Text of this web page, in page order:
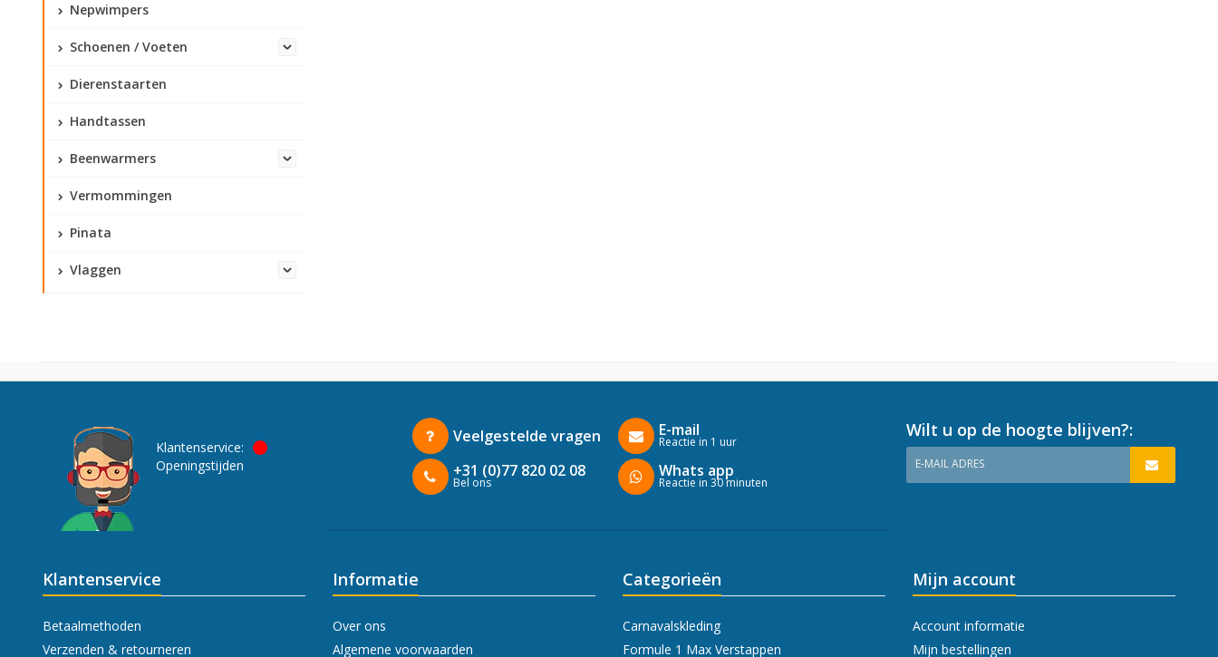
Nepwimpers
Schoenen / Voeten
Dierenstaarten
Handtassen
Beenwarmers
Vermommingen
Pinata
Vlaggen
Klantenservice:
Openingstijden
Veelgestelde vragen
+31 (0)77 820 02 08
Bel ons
E-mail
Reactie in 1 uur
Whats app
Reactie in 30 minuten
Wilt u op de hoogte blijven?:
E-MAIL ADRES
Klantenservice
Betaalmethoden
Verzenden & retourneren
Informatie
Over ons
Algemene voorwaarden
Categorieën
Carnavalskleding
Formule 1 Max Verstappen
Mijn account
Account informatie
Mijn bestellingen